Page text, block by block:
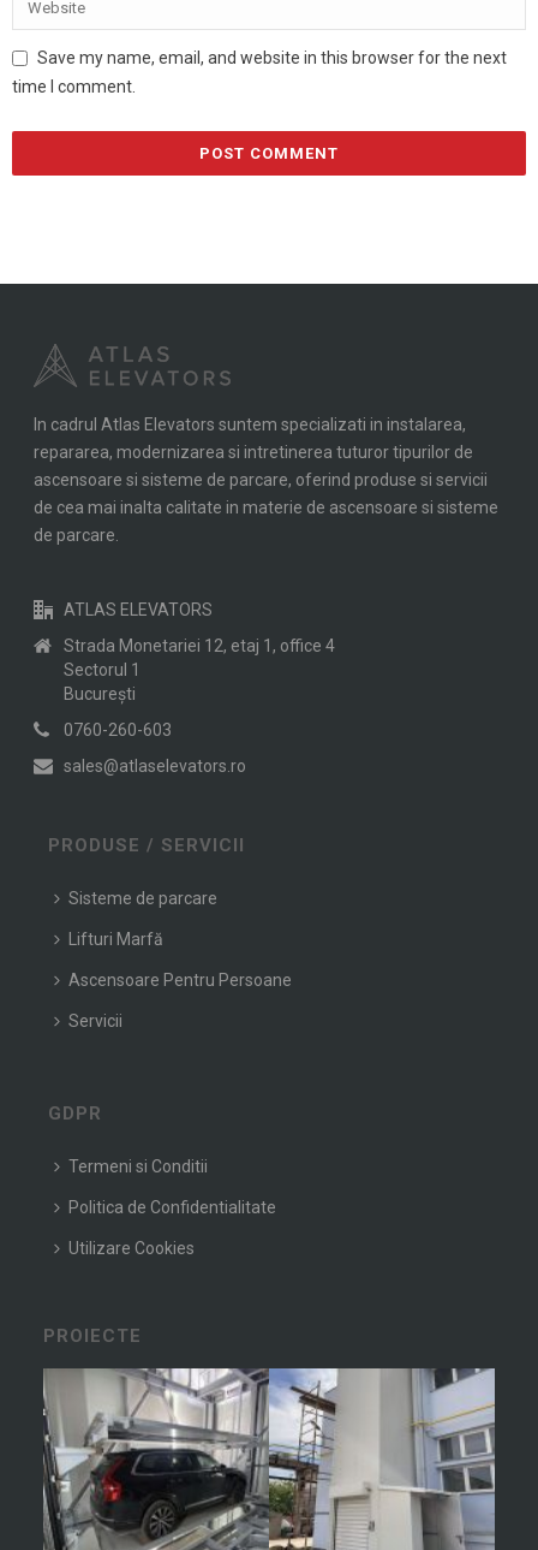
Save my name, email, and website in this browser for the next
time I comment.
In cadrul Atlas Elevators suntem specializati in instalarea,
repararea, modernizarea si intretinerea tuturor tipurilor de
ascensoare si sisteme de parcare, oferind produse si servicii
de cea mai inalta calitate in materie de ascensoare si sisteme
de parcare.
ATLAS ELEVATORS
Strada Monetariei 12, etaj 1, office 4
Sectorul 1
Bucureşti
0760-260-603
sales@atlaselevators.ro
PRODUSE / SERVICII
Sisteme de parcare
Lifturi Marfă
Ascensoare Pentru Persoane
Servicii
GDPR
Termeni si Conditii
Politica de Confidentialitate
Utilizare Cookies
PROIECTE